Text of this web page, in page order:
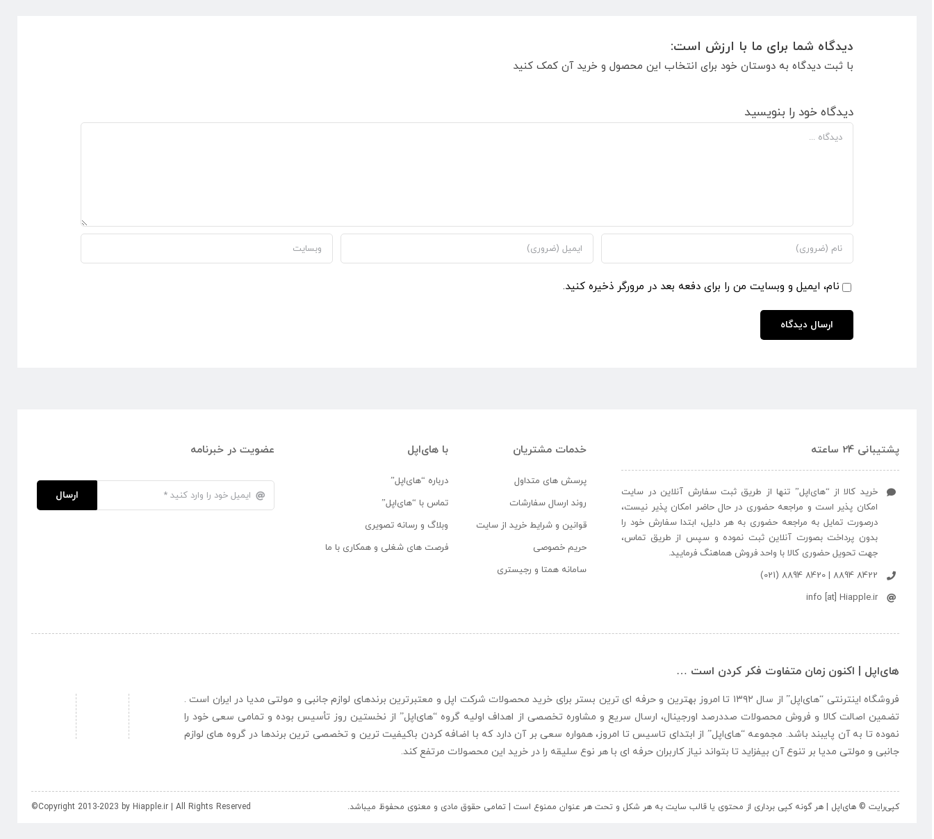
دیدگاه شما برای ما با ارزش است:
با ثبت دیدگاه به دوستان خود برای انتخاب این محصول و خرید آن کمک کنید
دیدگاه خود را بنویسید
دیدگاه
نام، ایمیل و وبسایت من را برای دفعه بعد در مرورگر ذخیره کنید.
پشتیبانی 24 ساعته
خرید کالا از “های‌اپل” تنها از طریق ثبت سفارش آنلاین در سایت
امکان پذیر است و مراجعه حضوری در حال حاضر امکان پذیر نیست،
درصورت تمایل به مراجعه حضوری به هر دلیل، ابتدا سفارش خود را
بدون پرداخت بصورت آنلاین ثبت نموده و سپس از طریق تماس،
جهت تحویل حضوری کالا با واحد فروش هماهنگ فرمایید.
8422 8894 | 8420 8894 (021)
info [at] Hiapple.ir
خدمات مشتریان
پرسش های متداول
روند ارسال سفارشات
قوانین و شرایط خرید از سایت
حریم خصوصی
سامانه همتا و رجیستری
با های‌اپل
درباره “های‌اپل”
تماس با “های‌اپل”
وبلاگ و رسانه تصویری
فرصت های شغلی و همکاری با ما
عضویت در خبرنامه
ارسال
های‌اپل | اکنون زمان متفاوت فکر کردن است …
فروشگاه اینترنتی “های‌اپل
” از سال ۱۳۹۲ تا امروز بهترین و حرفه ای ترین بستر برای خرید محصولات شرکت اپل و معتبرترین برندهای لوازم جانبی و مولتی مدیا در ایران است .
تضمین اصالت کالا و فروش محصولات صددرصد اورجینال، ارسال سریع و مشاوره تخصصی از اهداف اولیه گروه “های‌اپل” از نخستین روز تأسیس بوده و تمامی سعی خود را
نموده تا به آن پایبند باشد. مجموعه “های‌اپل” از ابتدای تاسیس تا امروز، همواره سعی بر آن دارد که با اضافه کردن باکیفیت ترین و تخصصی ترین برندها در گروه های لوازم
جانبی و مولتی مدیا بر تنوع آن بیفزاید تا بتواند نیاز کاربران حرفه ای با هر نوع سلیقه را در خرید این محصولات مرتفع کند.
کپی‌رایت © های‌اپل | هر گونه کپی برداری از محتوی یا قالب سایت به هر شکل و تحت هر عنوان ممنوع است | تمامی حقوق مادی و معنوی محفوظ میباشد. ©Copyright 2013-2023 by Hiapple.ir | All Rights Reserved